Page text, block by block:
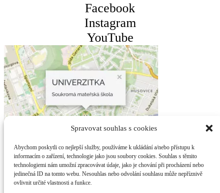
Spravovat souhlas s cookies
Abychom poskytli co nejlepší služby, používáme k ukládání a/nebo přístupu k
informacím o zařízení, technologie jako jsou soubory cookies. Souhlas s těmito
technologiemi nám umožní zpracovávat údaje, jako je chování při procházení nebo
jedinečná ID na tomto webu. Nesouhlas nebo odvolání souhlasu může nepříznivě
ovlivnit určité vlastnosti a funkce.
Facebook
Instagram
YouTube